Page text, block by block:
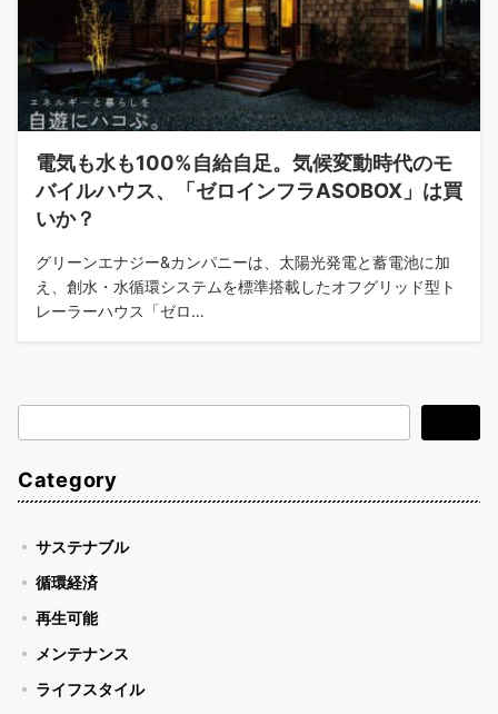
電気も水も100%自給自足。気候変動時代のモ
バイルハウス、「ゼロインフラASOBOX」は買
いか？
グリーンエナジー&カンパニーは、太陽光発電と蓄電池に加
え、創水・水循環システムを標準搭載したオフグリッド型ト
レーラーハウス「ゼロ…
索
Category
サステナブル
循環経済
再生可能
メンテナンス
ライフスタイル